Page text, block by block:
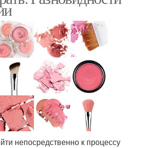
непосредственно к процессу